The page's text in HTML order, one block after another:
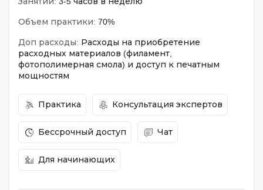
Объем практики: 70%
Доп расходы: Расходы на приобретение
расходных материалов (филамент,
фотополимерная смола) и доступ к печатным
мощностям
Практика Консультация экспертов
Бессрочный доступ Чат
Для начинающих